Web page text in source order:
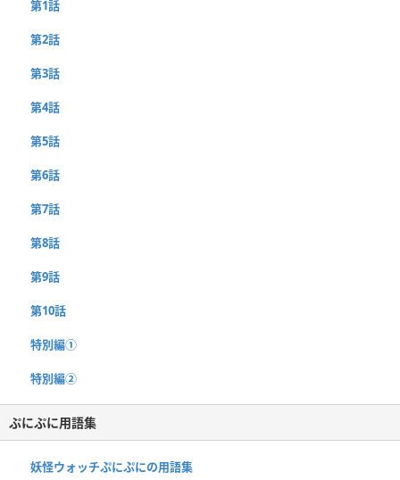
第1話
第2話
第3話
第4話
第5話
第6話
第7話
第8話
第9話
第10話
特別編①
特別編②
ぷにぷに用語集
妖怪ウォッチぷにぷにの用語集